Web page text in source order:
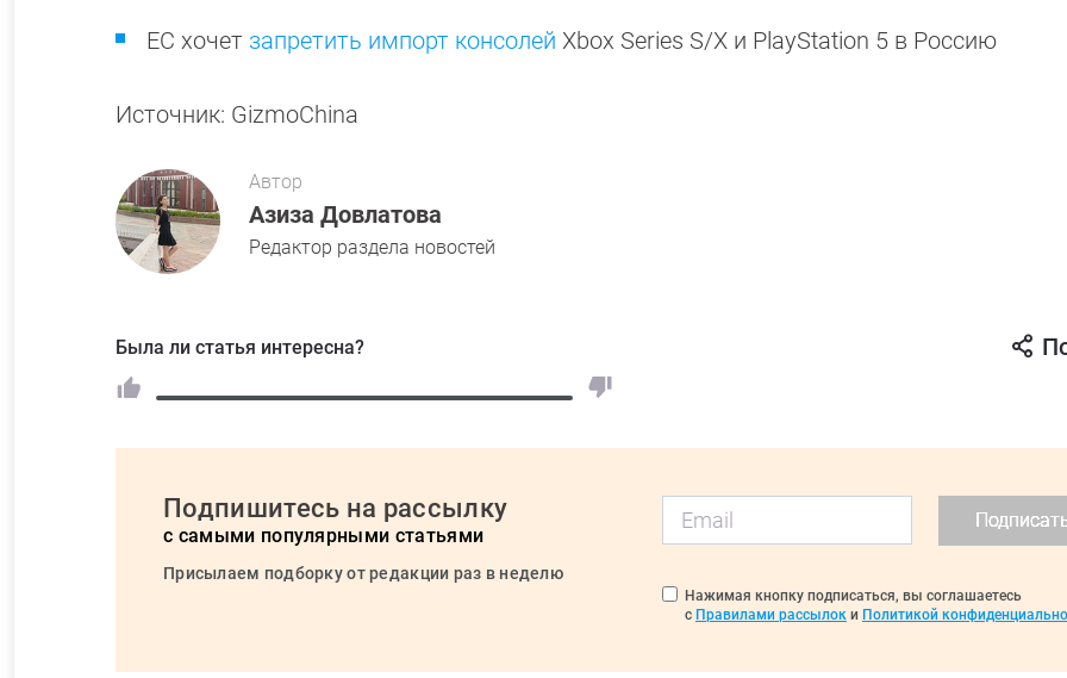
ЕС хочет запретить импорт консолей Xbox Series S/X и PlayStation 5 в Россию
Источник: GizmoChina
Автор
Азиза Довлатова
Редактор раздела новостей
Была ли статья интересна?
Подпишитесь на рассылку
с самыми популярными статьями
Присылаем подборку от редакции раз в неделю
Нажимая кнопку подписаться, вы соглашаетесь
с Правилами рассылок и Политикой